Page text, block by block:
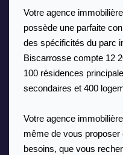
Votre agence
possède une parfaite
des spécificités du parc
Biscarrosse compte 12
100 résidences
secondaires et 400
Votre agence
même de vous
besoins, que vous